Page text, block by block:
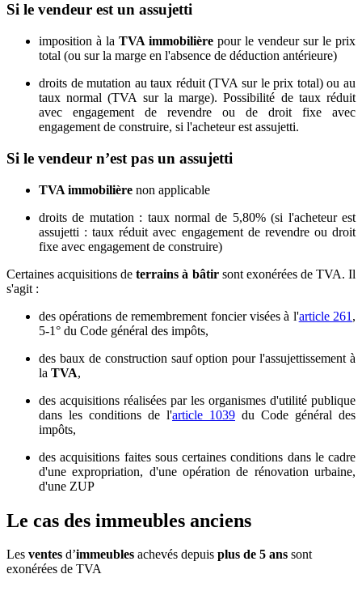
Si le vendeur est un assujetti
imposition à la TVA immobilière pour le vendeur sur le prix
total (ou sur la marge en l'absence de déduction antérieure)
droits de mutation au taux réduit (TVA sur le prix total) ou au
taux normal (TVA sur la marge). Possibilité de taux réduit
avec engagement de revendre ou de droit fixe avec
engagement de construire, si l'acheteur est assujetti.
Si le vendeur n’est pas un assujetti
TVA immobilière non applicable
droits de mutation : taux normal de 5,80% (si l'acheteur est
assujetti : taux réduit avec engagement de revendre ou droit
fixe avec engagement de construire)
Certaines acquisitions deterrains à bâtirsont exonérées de TVA. Il
s'agit :
des opérations de remembrement foncier visées à l'article 261 ,
5-1° du Code général des impôts,
des baux de construction sauf option pour l'assujettissement à
la TVA,
des acquisitions réalisées par les organismes d'utilité publique
dans les conditions de l'article 1039 du Code général des
impôts,
des acquisitions faites sous certaines conditions dans le cadre
d'une expropriation, d'une opération de rénovation urbaine,
d'une ZUP
Le cas des immeubles anciens
Les ventes d’immeubles achevés depuis plus de 5 ans sont
exonérées de TVA